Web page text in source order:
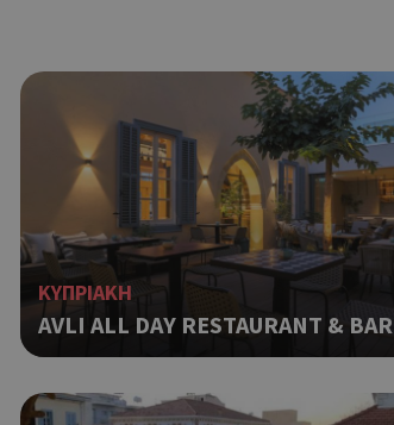
KΥΠΡΙΑΚΗ
AVLI ΑLL DAY RESTAURANT & BAR